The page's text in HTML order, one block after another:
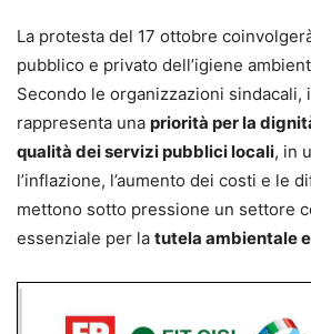
La protesta del 17 ottobre
pubblico e privato dell’igiene
Secondo le organizzazioni
rappresenta una priorità per la
qualità dei servizi pubblici locali, in
l’inflazione, l’aumento dei costi e le
mettono sotto pressione un settore
essenziale per la tutela ambientale